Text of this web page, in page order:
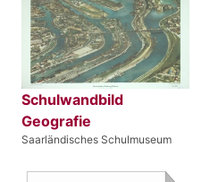
Schulwandbild
Geografie
Saarländisches Schulmuseum